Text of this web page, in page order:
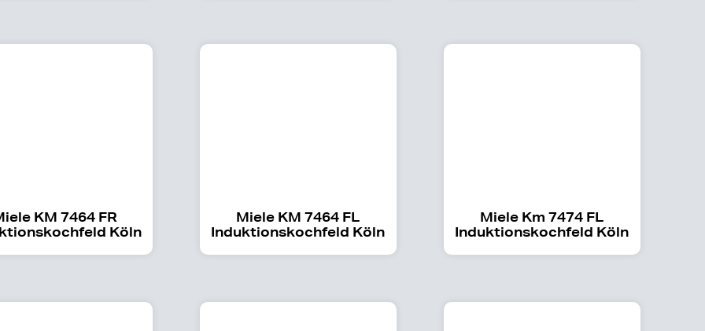
KM 7464 FR
Köln
Miele KM 7464 FL
Induktionskochfeld Köln
Miele Km 7474 FL
Induktionskochfeld Köln